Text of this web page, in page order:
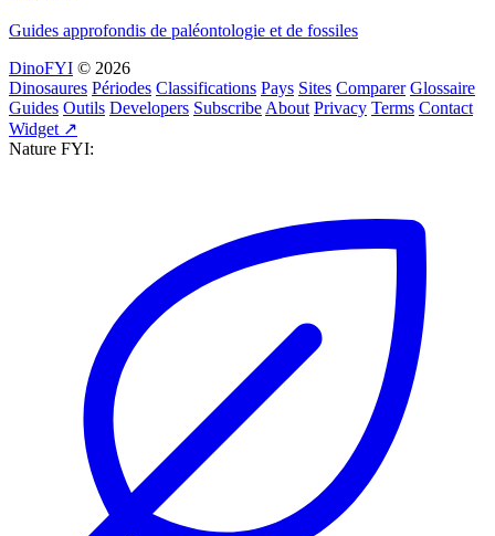
Guides approfondis de paléontologie et de fossiles
DinoFYI © 2026
Dinosaures Périodes Classifications Pays Sites Comparer Glossaire
Guides Outils Developers Subscribe About Privacy Terms Contact
Widget ↗
Nature FYI: